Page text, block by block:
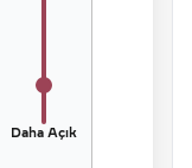
Daha Açık